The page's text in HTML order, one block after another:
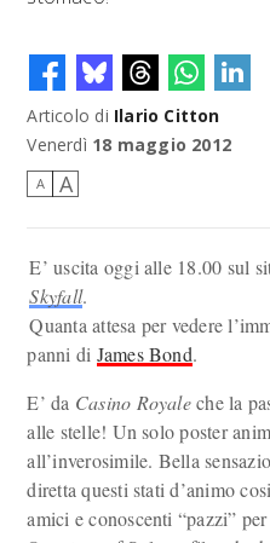
Articolo di Ilario Citton
Venerdì 18 maggio 2012
A A
E’ uscita oggi alle 18.00 sul
Skyfall.
Quanta attesa per vedere
panni di James Bond.
E’ da Casino Royaleche la
alle stelle! Un solo poster
all’inverosimile. Bella
diretta questi stati d’animo
amici e conoscenti “pazzi”